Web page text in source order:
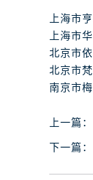
上一篇：
下一篇：